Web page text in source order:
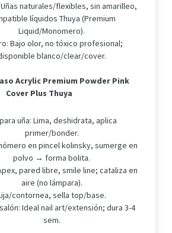
naturales/flexibles, sin amarilleo,
líquidos Thuya (Premium
Liquid/Monomero).
Bajo olor, no tóxico profesional;
blanco/clear/cover.
Acrylic Premium Powder Pink
Cover Plus Thuya
uña: Lima, deshidrata, aplica
primer/bonder.
en pincel kolinsky, sumerge en
polvo → forma bolita.
pared libre, smile line; cataliza en
aire (no lámpara).
contornea, sella top/base.
Ideal nail art/extensión; dura 3-4
sem.